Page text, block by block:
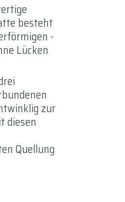
besteht
-
Lücken
zur
diesen
Quellung